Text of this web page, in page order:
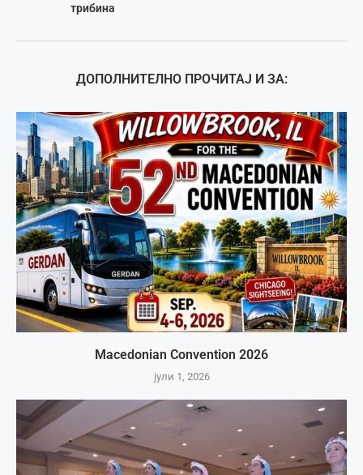
трибина
ДОПОЛНИТЕЛНО ПРОЧИТАЈ И ЗА:
Macedonian Convention 2026
јули 1, 2026